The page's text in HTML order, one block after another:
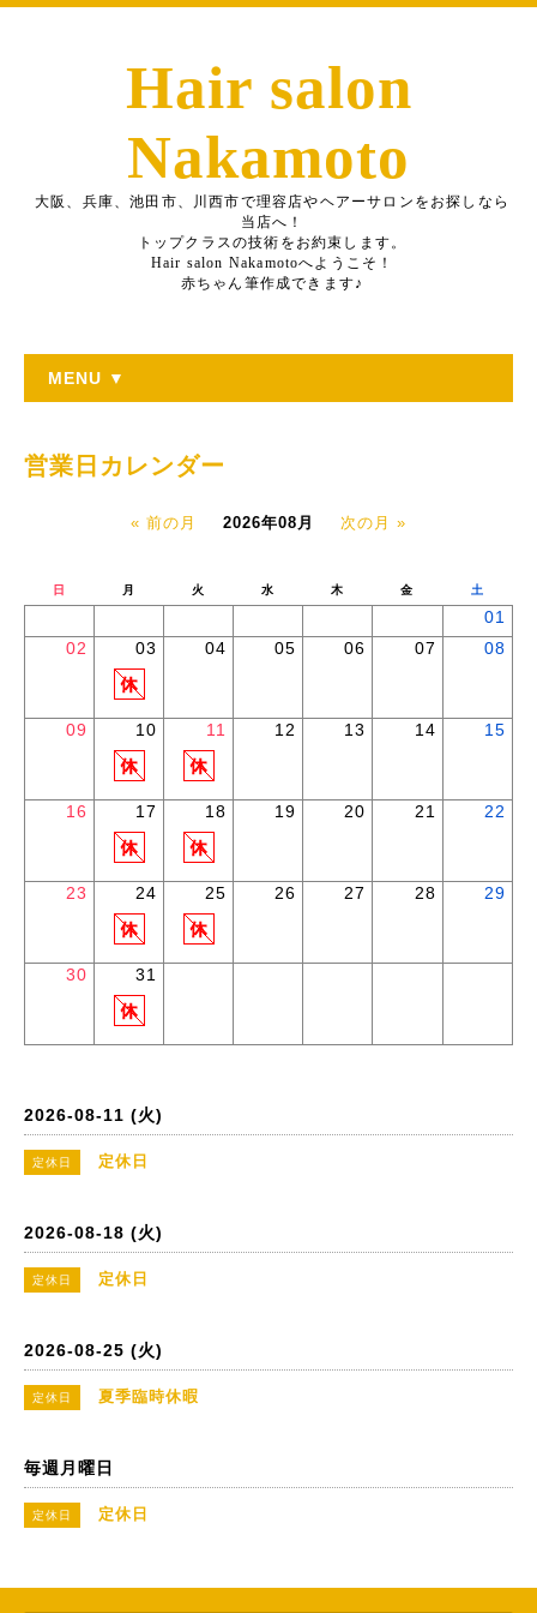
Hair salon
Nakamoto
大阪、兵庫、池田市、川西市で理容店やヘアーサロンをお探しなら
当店へ！
トップクラスの技術をお約束します。
Hair salon Nakamotoへようこそ！
赤ちゃん筆作成できます♪
MENU ▼
営業日カレンダー
« 前の月 2026年08月 次の月 »
日 月 火 水 木 金 土
01
02
03 04 05 06 07 08
09 10 11 12 13 14 15
16 17 18 19 20 21 22
23 24 25 26 27 28 29
30 31
2026-08-11 (火)
定休日 定休日
2026-08-18 (火)
定休日 定休日
2026-08-25 (火)
定休日 夏季臨時休暇
毎週月曜日
定休日 定休日